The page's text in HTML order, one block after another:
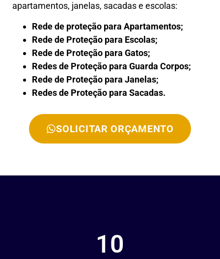
apartamentos, janelas, sacadas e escolas:
Rede de proteção para Apartamentos;
Rede de Proteção para Escolas;
Rede de Proteção para Gatos;
Redes de Proteção para Guarda Corpos;
Rede de Proteção para Janelas;
Redes de Proteção para Sacadas.
SOLICITAR ORÇAMENTO
10